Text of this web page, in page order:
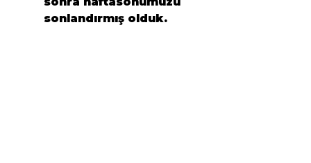
sonlandırmış olduk.